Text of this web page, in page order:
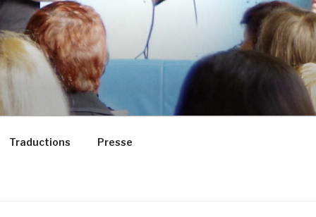
Traductions Presse